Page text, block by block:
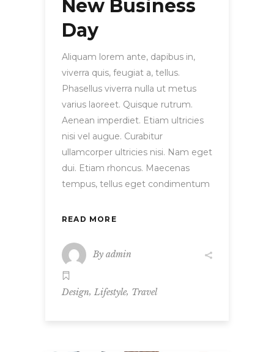
New Business
Day
Aliquam lorem ante, dapibus in,
viverra quis, feugiat a, tellus.
Phasellus viverra nulla ut metus
varius laoreet. Quisque rutrum.
Aenean imperdiet. Etiam ultricies
nisi vel augue. Curabitur
ullamcorper ultricies nisi. Nam eget
dui. Etiam rhoncus. Maecenas
tempus, tellus eget condimentum
READ MORE
By admin
Design, Lifestyle, Travel